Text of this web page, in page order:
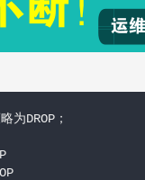
为DROP；